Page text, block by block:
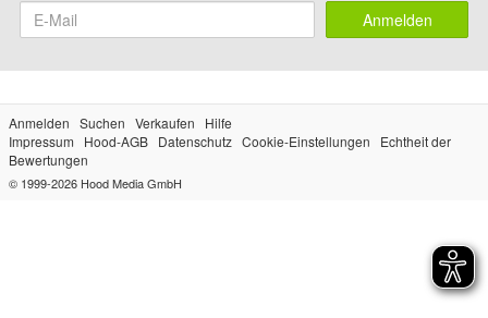
Anmelden
Anmelden Suchen Verkaufen
Hilfe
Impressum
Hood-AGB Datenschutz Cookie-Einstellungen
Echtheit der
Bewertungen
© 1999-2026 Hood Media GmbH